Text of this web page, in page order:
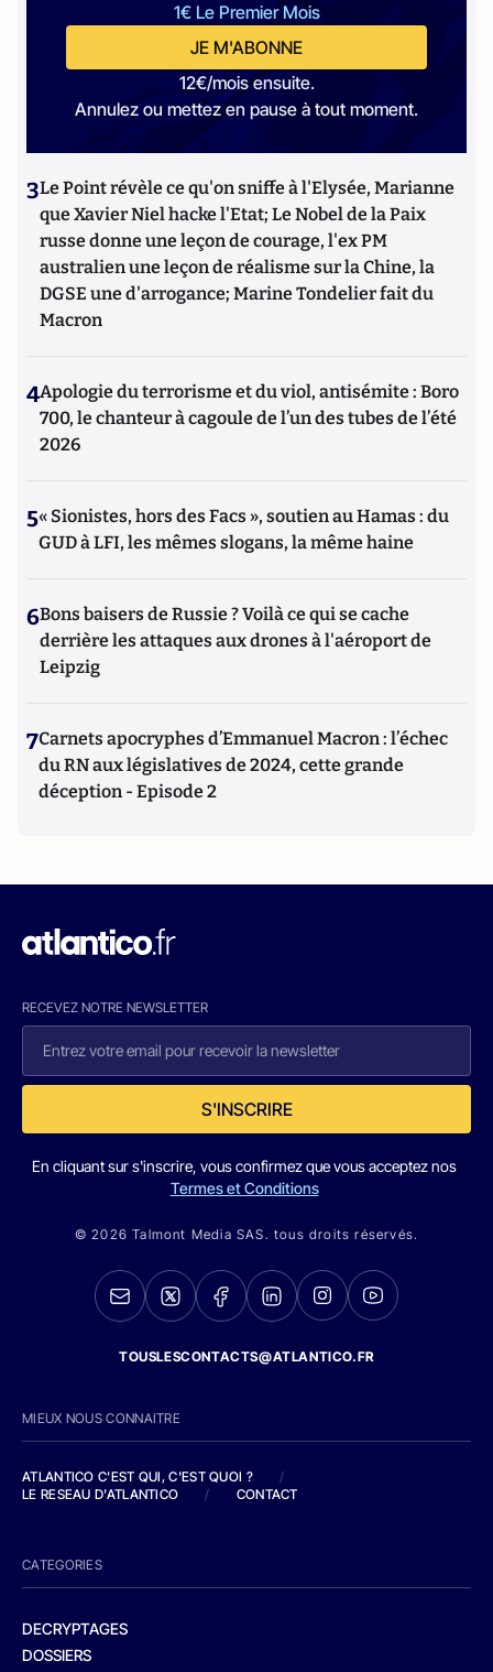
1€ Le Premier Mois
JE M'ABONNE
12€/mois ensuite.
Annulez ou mettez en pause à tout moment.
3Le Point révèle ce qu'on sniffe à l'Elysée, Marianne
que Xavier Niel hacke l'Etat; Le Nobel de la Paix
russe donne une leçon de courage, l'ex PM
australien une leçon de réalisme sur la Chine, la
DGSE une d'arrogance; Marine Tondelier fait du
Macron
4Apologie du terrorisme et du viol, antisémite : Boro
700, le chanteur à cagoule de l’un des tubes de l’été
2026
5« Sionistes, hors des Facs », soutien au Hamas : du
GUD à LFI, les mêmes slogans, la même haine
6Bons baisers de Russie ? Voilà ce qui se cache
derrière les attaques aux drones à l'aéroport de
Leipzig
7Carnets apocryphes d’Emmanuel Macron : l’échec
du RN aux législatives de 2024, cette grande
déception - Episode 2
RECEVEZ NOTRE NEWSLETTER
S'INSCRIRE
En cliquant sur s'inscrire, vous confirmez que vous acceptez nos
Termes et Conditions
© 2026 Talmont Media SAS. tous droits réservés.
TOUSLESCONTACTS@ATLANTICO.FR
MIEUX NOUS CONNAITRE
ATLANTICO C'EST QUI, C'EST QUOI ?
/
LE RESEAU D'ATLANTICO
/ CONTACT
CATEGORIES
DECRYPTAGES
DOSSIERS